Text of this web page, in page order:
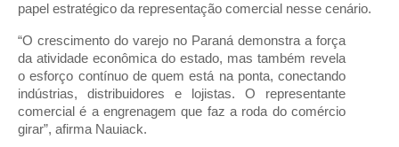
papel estratégico da representação comercial nesse cenário.
“O crescimento do varejo no Paraná demonstra a força
da atividade econômica do estado, mas também revela
o esforço contínuo de quem está na ponta, conectando
indústrias, distribuidores e lojistas. O representante
comercial é a engrenagem que faz a roda do comércio
girar”, afirma Nauiack.